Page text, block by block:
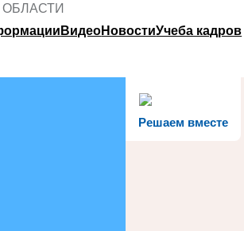
ВидеоНовостиУчеба кадров
Решаем вместе